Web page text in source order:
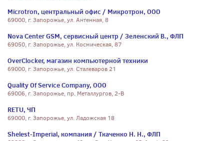
Microtron, центральный офис / Микротрон, ООО
69000, г. Запорожье, ул. Антенная, 8
Nova Center GSM, сервисный центр / Зеленский В., ФЛП
69050, г. Запорожье, ул. Космическая, 87
OverClocker, магазин компьютерной техники
69000, г. Запорожье, ул. Сталеваров 21
Quality Of Service Company, ООО
69006, г. Запорожье, пр. Металлургов, 2-В
RETU, ЧП
69000, г. Запорожье, ул. Ладожская 18
Shelest-Imperial, компания / Ткаченко Н. Н., ФЛП